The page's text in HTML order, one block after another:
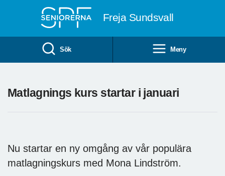
Freja Sundsvall
Sök Meny
Matlagnings kurs startar i januari
Nu startar en ny omgång av vår populära
matlagningskurs med Mona Lindström.